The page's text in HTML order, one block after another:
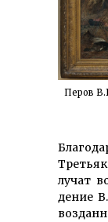
Перов
лучат
де­ние